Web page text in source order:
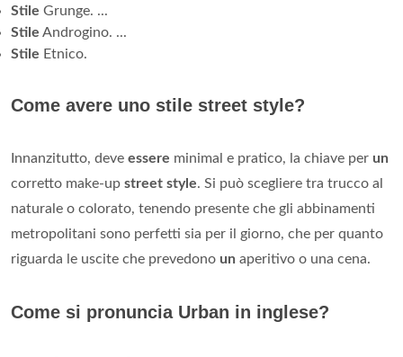
Stile Grunge. ...
Stile Androgino. ...
Stile Etnico.
Come avere uno stile street style?
Innanzitutto, deve essere minimal e pratico, la chiave per un
corretto make-up street style. Si può scegliere tra trucco al
naturale o colorato, tenendo presente che gli abbinamenti
metropolitani sono perfetti sia per il giorno, che per quanto
riguarda le uscite che prevedono un aperitivo o una cena.
Come si pronuncia Urban in inglese?